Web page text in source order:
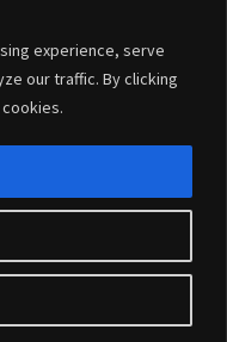
experience, serve
our traffic. By clicking
i diritti riservati